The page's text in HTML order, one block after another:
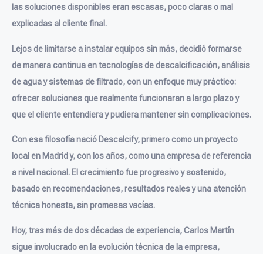
las soluciones disponibles eran escasas, poco claras o mal
explicadas al cliente final.
Lejos de limitarse a instalar equipos sin más, decidió formarse
de manera continua en tecnologías de descalcificación, análisis
de agua y sistemas de filtrado, con un enfoque muy práctico:
ofrecer soluciones que realmente funcionaran a largo plazo y
que el cliente entendiera y pudiera mantener sin complicaciones.
Con esa filosofía nació Descalcify, primero como un proyecto
local en Madrid y, con los años, como una empresa de referencia
a nivel nacional. El crecimiento fue progresivo y sostenido,
basado en recomendaciones, resultados reales y una atención
técnica honesta, sin promesas vacías.
Hoy, tras más de dos décadas de experiencia, Carlos Martín
sigue involucrado en la evolución técnica de la empresa,